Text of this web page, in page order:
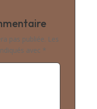
pas publiée. Les
avec *